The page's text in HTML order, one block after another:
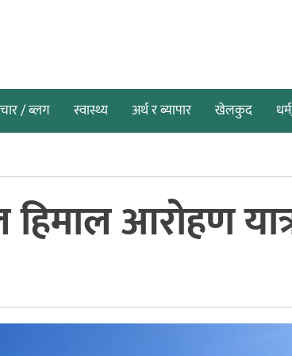
/ ब्लग स्वास्थ्य अर्थ र ब्यापार खेलकुद
आरोहण